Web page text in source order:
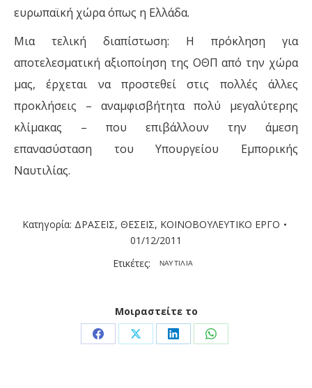
ευρωπαϊκή χώρα όπως η Ελλάδα.
Μια τελική διαπίστωση: Η πρόκληση για
αποτελεσματική αξιοποίηση της ΟΘΠ από την χώρα
μας, έρχεται να προστεθεί στις πολλές άλλες
προκλήσεις – αναμφισβήτητα πολύ μεγαλύτερης
κλίμακας – που επιβάλλουν την άμεση
επανασύσταση του Υπουργείου Εμπορικής
Ναυτιλίας.
Κατηγορία: ΔΡΑΣΕΙΣ, ΘΕΣΕΙΣ, ΚΟΙΝΟΒΟΥΛΕΥΤΙΚΟ ΕΡΓΟ
01/12/2011
Ετικέτες:
ΝΑΥΤΙΛΙΑ
Μοιραστείτε το
Share Share Share Share